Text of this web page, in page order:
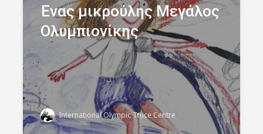
Ένας μικρούλης Μεγάλος
Ολυμπιονίκης
International Olympic Truce Centre